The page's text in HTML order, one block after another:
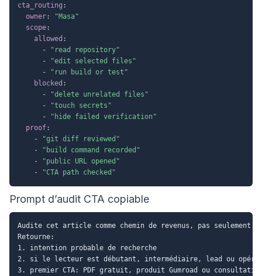
cta_routing :
owner:
"Masa"
scope:
allowed :
-
"read repository"
-
"edit selected files"
-
"run build or test"
blocked :
-
"delete unrelated files"
-
"touch secrets"
-
"hide failed verification"
proof:
-
"git diff reviewed"
-
"build command recorded"
-
"public URL opened"
-
"CTA path checked"
Prompt d’audit CTA copiable
Audite cet article comme chemin de revenus, pas seulement
Retourne:
1. intention probable de recherche
2. si le lecteur est débutant, intermédiaire, lead ou
3. premier CTA: PDF gratuit, produit Gumroad ou